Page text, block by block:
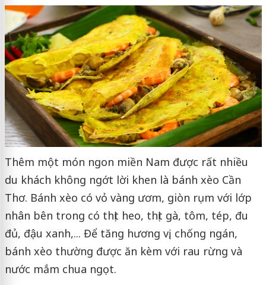
Thêm một món ngon miền Nam được rất nhiều
du khách không ngớt lời khen là bánh xèo Cần
Thơ. Bánh xèo có vỏ vàng ươm, giòn rụm với lớp
nhân bên trong có thịt heo, thịt gà, tôm, tép, đu
đủ, đậu xanh,... Để tăng hương vị, chống ngán,
bánh xèo thường được ăn kèm với rau rừng và
nước mắm chua ngọt.